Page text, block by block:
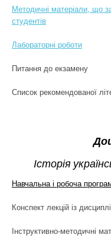
Методичні матеріали, що
студентів
Лабораторні роботи
Питання до екзамену
Список рекомендованої
Історія
Навчальна і робоча
Конспект лекцій із
Інструктивно-методичні